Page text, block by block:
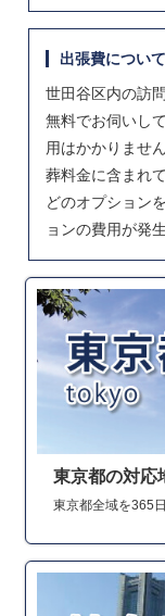
出張費について
世田谷区内の訪
無料でお伺いし
用はかかりませ
葬料金に含まれ
どのオプション
ョンの費用が発
東京都の対応
東京都全域を365